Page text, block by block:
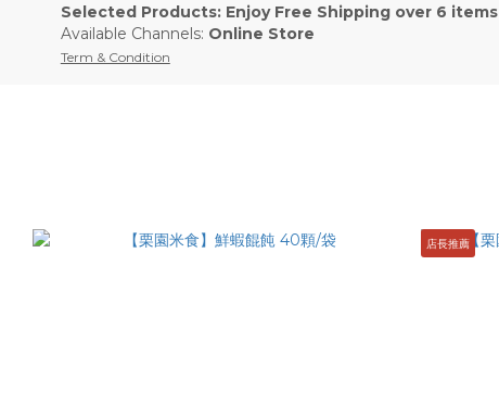
Selected Products: Enjoy Free Shipping over 6 items
Available Channels: Online Store
Term & Condition
店長推薦